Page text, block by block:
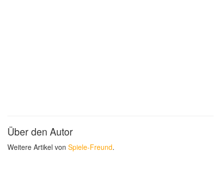
Über den Autor
Weitere Artikel von Spiele-Freund.